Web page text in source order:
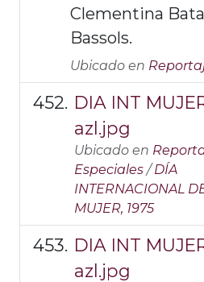
Clementina
Bassols.
Ubicado en
DIA INT
azl.jpg
Ubicado en
Especiales /DÍA
INTERNACIONAL
MUJER, 1975
DIA INT
azl.jpg